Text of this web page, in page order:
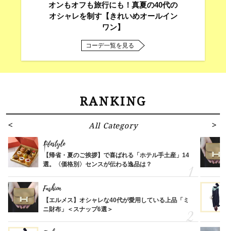
オンもオフも旅行にも！真夏の40代の
オシャレを制す【きれいめオールイン
ワン】
コーデ一覧を見る
RANKING
All Category
Lifestyle
【帰省・夏のご挨拶】で喜ばれる「ホテル手土産」14
選。〈価格別〉センスが伝わる逸品は？
Fashion
【エルメス】オシャレな40代が愛用している上品「ミ
ニ財布」＜スナップ6選＞